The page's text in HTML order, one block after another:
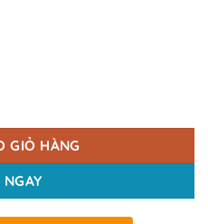
GIỎ HÀNG